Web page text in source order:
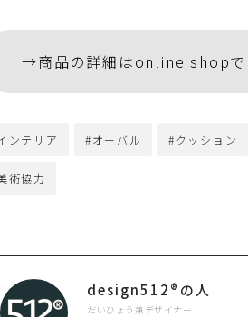
→商品の詳細はonline shopで
ンテリア #オーバル #クッション
術協力
design512®︎の人
だいひょう兼デザイナー